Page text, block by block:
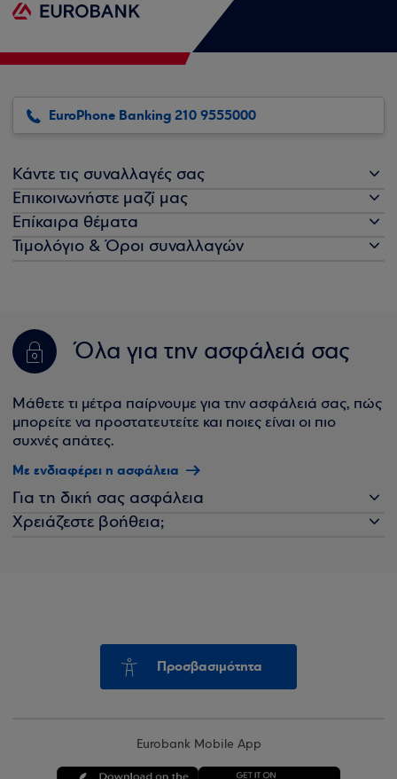
EuroPhone Banking 210 9555000
Κάντε τις συναλλαγές σας
Επικοινωνήστε μαζί μας
Επίκαιρα θέματα
Τιμολόγιο & Όροι συναλλαγών
Όλα για την ασφάλειά σας
Μάθετε τι μέτρα παίρνουμε για την ασφάλειά σας, πώς
μπορείτε να προστατευτείτε και ποιες είναι οι πιο
συχνές απάτες.
Με ενδιαφέρει η ασφάλεια
Για τη δική σας ασφάλεια
Χρειάζεστε βοήθεια;
Προσβασιμότητα
Eurobank Mobile App